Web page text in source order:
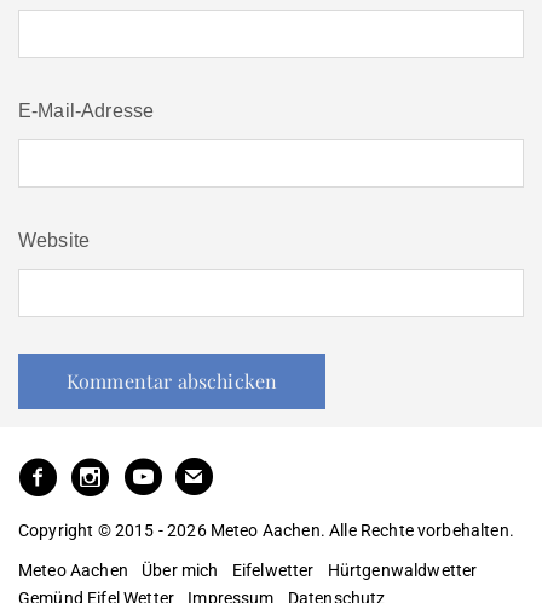
E-Mail-Adresse
Website
Copyright © 2015 - 2026 Meteo Aachen. Alle Rechte vorbehalten.
Meteo Aachen Über mich Eifelwetter
Hürtgenwaldwetter
Gemünd Eifel Wetter
Impressum Datenschutz